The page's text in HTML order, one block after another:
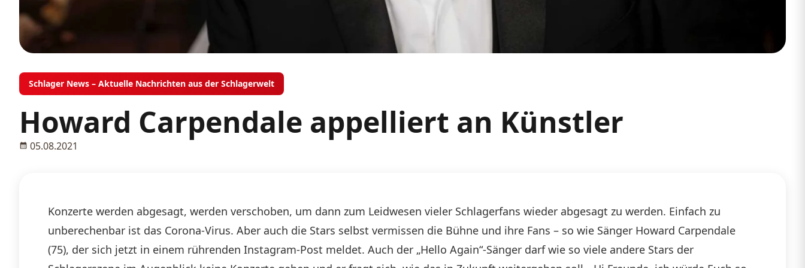
Schlager News – Aktuelle Nachrichten aus der Schlagerwelt
Howard Carpendale appelliert an Künstler
05.08.2021
Konzerte werden abgesagt, werden verschoben, um dann zum Leidwesen vieler Schlagerfans wieder abgesagt zu werden. Einfach zu
unberechenbar ist das Corona-Virus. Aber auch die Stars selbst vermissen die Bühne und ihre Fans – so wie Sänger Howard Carpendale
(75), der sich jetzt in einem rührenden Instagram-Post meldet. Auch der „Hello Again“-Sänger darf wie so viele andere Stars der